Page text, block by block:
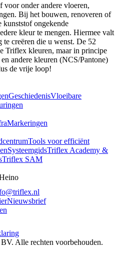
voor onder andere vloeren,
Bij het bouwen, renoveren of
kunststof ongekende
kleur te mengen. Hiermee valt
creëren die u wenst. De 52
Triflex kleuren, maar in principe
andere kleuren (NCS/Pantone)
de vrije loop!
GeschiedenisVloeibare
Markeringen
Tools voor efficiënt
SysteemgidsTriflex Academy &
Triflex SAM
Nieuwsbrief
Alle rechten voorbehouden.